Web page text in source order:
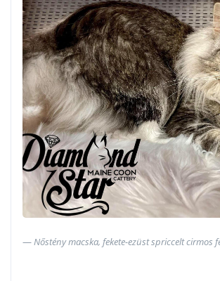
Nőstény macska, fekete-ezüst spriccelt cirmos